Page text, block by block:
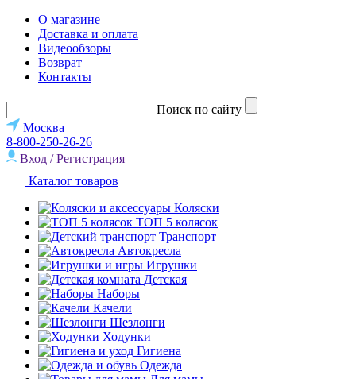
О магазине
Доставка и оплата
Видеообзоры
Возврат
Контакты
Поиск по сайту
Москва
8-800-250-26-26
Вход / Регистрация
Каталог товаров
Коляски
ТОП 5 колясок
Транспорт
Автокресла
Игрушки
Детская
Наборы
Качели
Шезлонги
Ходунки
Гигиена
Одежда